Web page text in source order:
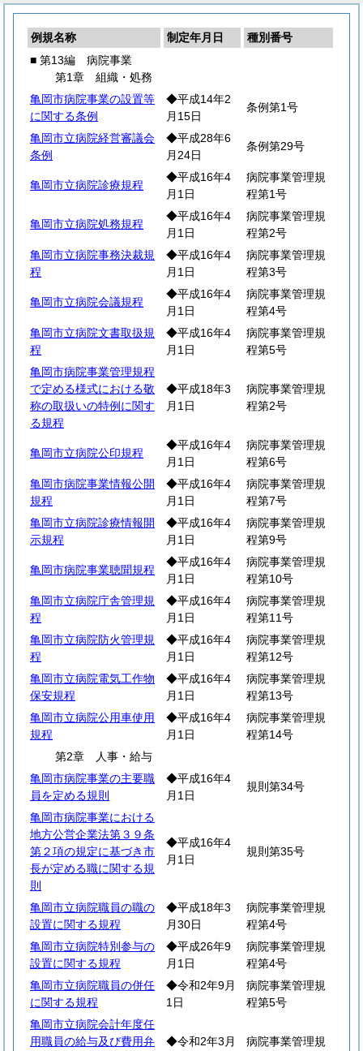
例規名称 制定年月日
種別番号
■ 第13編 病院事業
第1章 組織・処務
亀岡市病院事業の設置等
に関する条例
◆平成14年2
月15日
条例第1号
亀岡市立病院経営審議会
条例
◆平成28年6
月24日
条例第29号
亀岡市立病院診療規程
◆平成16年4
月1日
病院事業管理規
程第1号
亀岡市立病院処務規程
◆平成16年4
月1日
病院事業管理規
程第2号
亀岡市立病院事務決裁規
程
◆平成16年4
月1日
病院事業管理規
程第3号
亀岡市立病院会議規程
◆平成16年4
月1日
病院事業管理規
程第4号
亀岡市立病院文書取扱規
程
◆平成16年4
月1日
病院事業管理規
程第5号
亀岡市病院事業管理規程
で定める様式における敬
称の取扱いの特例に関す
る規程
◆平成18年3
月1日
病院事業管理規
程第2号
亀岡市立病院公印規程
◆平成16年4
月1日
病院事業管理規
程第6号
亀岡市病院事業情報公開
規程
◆平成16年4
月1日
病院事業管理規
程第7号
亀岡市立病院診療情報開
示規程
◆平成16年4
月1日
病院事業管理規
程第9号
亀岡市病院事業聴聞規程
◆平成16年4
月1日
病院事業管理規
程第10号
亀岡市立病院庁舎管理規
程
◆平成16年4
月1日
病院事業管理規
程第11号
亀岡市立病院防火管理規
程
◆平成16年4
月1日
病院事業管理規
程第12号
亀岡市立病院電気工作物
保安規程
◆平成16年4
月1日
病院事業管理規
程第13号
亀岡市立病院公用車使用
規程
◆平成16年4
月1日
病院事業管理規
程第14号
第2章 人事・給与
亀岡市病院事業の主要職
員を定める規則
◆平成16年4
月1日
規則第34号
亀岡市病院事業における
地方公営企業法第３９条
第２項の規定に基づき市
長が定める職に関する規
則
◆平成16年4
月1日
規則第35号
亀岡市立病院職員の職の
設置に関する規程
◆平成18年3
月30日
病院事業管理規
程第4号
亀岡市立病院特別参与の
設置に関する規程
◆平成26年9
月1日
病院事業管理規
程第4号
亀岡市立病院職員の併任
に関する規程
◆令和2年9月
1日
病院事業管理規
程第5号
亀岡市立病院会計年度任
用職員の給与及び費用弁
◆令和2年3月
病院事業管理規